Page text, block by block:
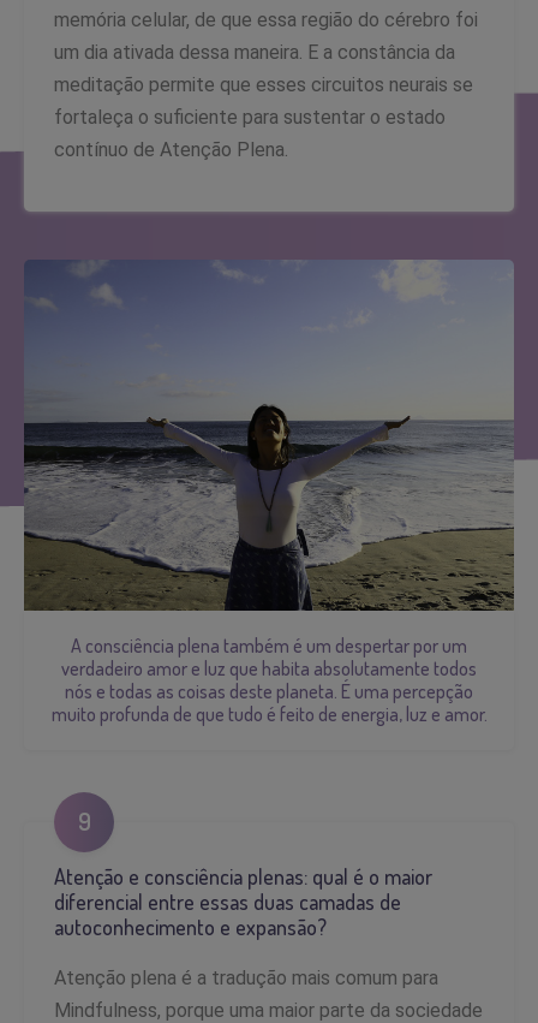
memória celular, de que essa região do cérebro foi
um dia ativada dessa maneira. E a constância da
meditação permite que esses circuitos neurais se
fortaleça o suficiente para sustentar o estado
contínuo de Atenção Plena.
A consciência plena também é um despertar por um
verdadeiro amor e luz que habita absolutamente todos
nós e todas as coisas deste planeta. É uma percepção
muito profunda de que tudo é feito de energia, luz e amor.
9
Atenção e consciência plenas: qual é o maior
diferencial entre essas duas camadas de
autoconhecimento e expansão?
Atenção plena é a tradução mais comum para
Mindfulness, porque uma maior parte da sociedade